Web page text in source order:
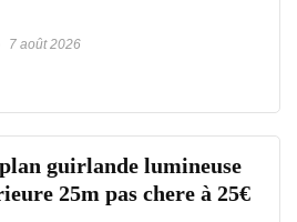
7 août 2026
guirlande lumineuse
25m pas chere à 25€